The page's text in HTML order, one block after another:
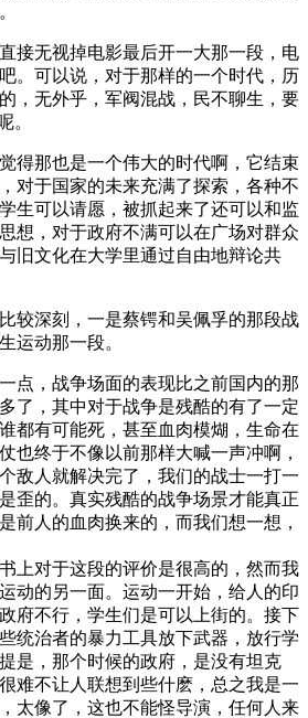
接无视掉电影最后开一大那一段，电
。可以说，对于那样的一个时代，历
，无外乎，军阀混战，民不聊生，要
。
得那也是一个伟大的时代啊，它结束
对于国家的未来充满了探索，各种不
生可以请愿，被抓起来了还可以和监
想，对于政府不满可以在广场对群众
旧文化在大学里通过自由地辩论共
较深刻，一是蔡锷和吴佩孚的那段战
运动那一段。
点，战争场面的表现比之前国内的那
了，其中对于战争是残酷的有了一定
都有可能死，甚至血肉模煳，生命在
也终于不像以前那样大喊一声冲啊，
敌人就解决完了，我们的战士一打一
歪的。真实残酷的战争场景才能真正
前人的血肉换来的，而我们想一想，
上对于这段的评价是很高的，然而我
动的另一面。运动一开始，给人的印
府不行，学生们是可以上街的。接下
统治者的暴力工具放下武器，放行学
是，那个时候的政府，是没有坦克
难不让人联想到些什麽，总之我是一
太像了，这也不能怪导演，任何人来